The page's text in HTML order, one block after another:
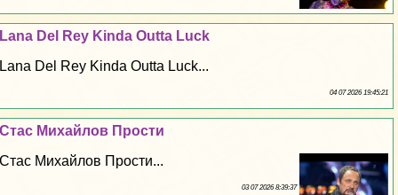
Lana Del Rey Kinda Outta Luck
Lana Del Rey Kinda Outta Luck...
04 07 2026 19:45:21
Стас Михайлов Прости
Стас Михайлов Прости...
03 07 2026 8:39:37